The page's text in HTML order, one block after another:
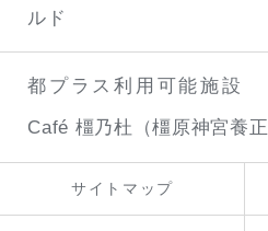
ルド
都プラス利用可能施設
Café 橿乃杜（橿原神宮養正
サイトマップ